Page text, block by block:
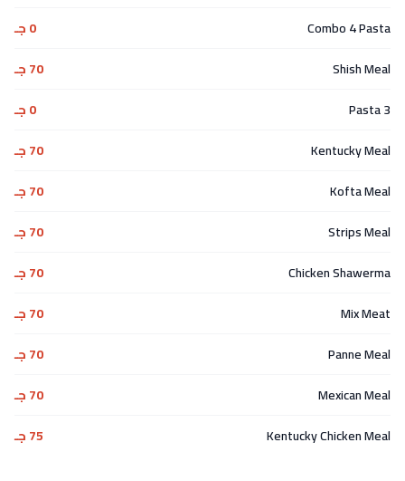
Combo 4 Pasta
0 جـ
Shish Meal
70 جـ
3 Pasta
0 جـ
Kentucky Meal
70 جـ
Kofta Meal
70 جـ
Strips Meal
70 جـ
Chicken Shawerma
70 جـ
Mix Meat
70 جـ
Panne Meal
70 جـ
Mexican Meal
70 جـ
Kentucky Chicken Meal
75 جـ